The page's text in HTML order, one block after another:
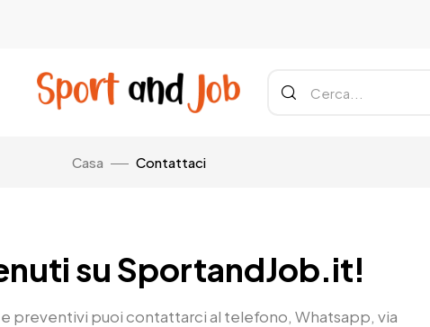
Casa Contattaci
su SportandJob.it!
preventivi puoi contattarci al telefono, Whatsapp, via